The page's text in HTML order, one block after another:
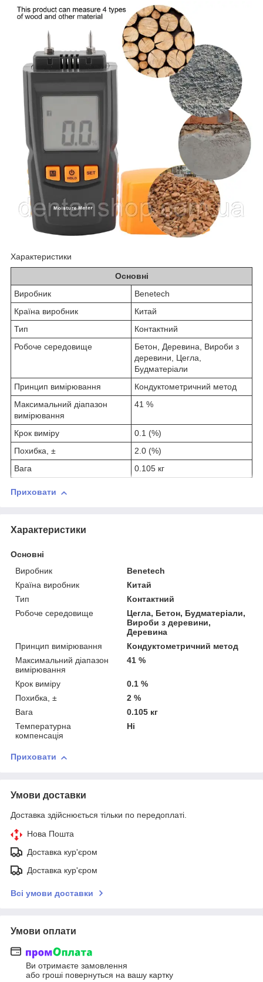
Характеристики
Основні
Виробник
Benetech
Країна виробник
Китай
Тип
Контактний
Робоче середовище
Бетон, Деревина, Вироби з
деревини, Цегла,
Будматеріали
Принцип вимірювання
Кондуктометричний метод
Максимальний діапазон
вимірювання
41 %
Крок виміру
0.1 (%)
Похибка, ±
2.0 (%)
Вага
0.105 кг
Приховати
Характеристики
Основні
Виробник
Benetech
Країна виробник
Китай
Тип
Контактний
Робоче середовище
Цегла, Бетон, Будматеріали,
Вироби з деревини,
Деревина
Принцип вимірювання
Кондуктометричний метод
Максимальний діапазон
вимірювання
41 %
Крок виміру
0.1 %
Похибка, ±
2 %
Вага
0.105 кг
Температурна
компенсація
Ні
Приховати
Умови доставки
Доставка здійснюється тільки по передоплаті.
Нова Пошта
Доставка кур'єром
Доставка кур'єром
Всі умови доставки
Умови оплати
Ви отримаєте замовлення
або гроші повернуться на вашу картку